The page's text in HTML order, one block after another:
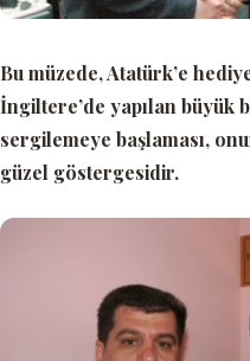
Bu müzede, Atatürk’e
İngiltere’de yapılan büyük
sergilemeye başlaması,
güzel göstergesidir.